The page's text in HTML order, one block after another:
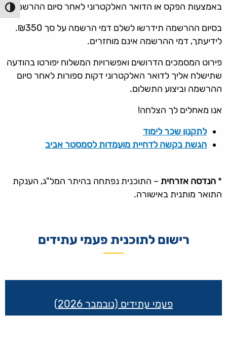
הפעל/
באמצעות הפקס או הדואר האלקטרוני לאחר סיום ההרשמה.
בסיום ההרשמה תידרשו לשלם דמי הרשמה על סך ₪350.
לידיעתך, דמי ההרשמה אינם מוחזרים.
פירוט המסמכים הדרושים ואפשרויות המשלוח יפורטו בהודעה
שתישלח אליך לדואר האלקטרוני דקות ספורות לאחר סיום
ההרשמה וביצוע התשלום.
אנו מאחלים לך הצלחה!
לתקנון שכר לימוד
הגשת בקשה לדחיית מועמדות לסמסטר אביב
* הנדסה אזרחית – התוכנית נפתחה בהיתר המל"ג, הענקת
התואר מותנית באישורה.
רישום לתוכנית פעמי עתידים
פעמי עתידים (נובמבר 2026)